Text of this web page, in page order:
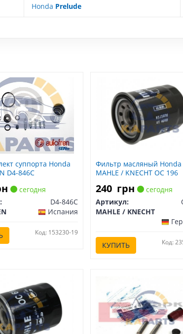
Honda Prelude
суппорта Honda
D4-846C
сегодня
D4-846C
Испания
Код: 153230-19
Фильтр масляный Honda
MAHLE / KNECHT OC 196
240 грн
сегодня
Артикул:
MAHLE / KNECHT
КУПИТЬ Код: